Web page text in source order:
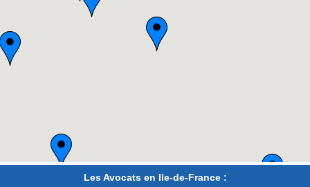
Les Avocats en Ile-de-France :